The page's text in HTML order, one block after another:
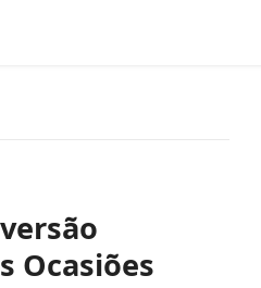
Ocasiões